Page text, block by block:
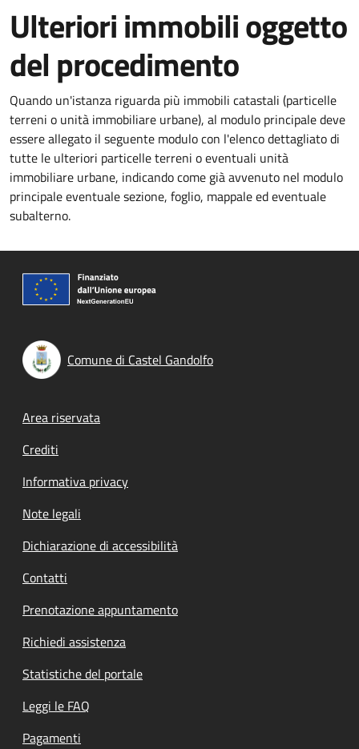
Ulteriori immobili oggetto
del procedimento
Quando un'istanza riguarda più immobili catastali (particelle
terreni o unità immobiliare urbane), al modulo principale deve
essere allegato il seguente modulo con l'elenco dettagliato di
tutte le ulteriori particelle terreni o eventuali unità
immobiliare urbane, indicando come già avvenuto nel modulo
principale eventuale sezione, foglio, mappale ed eventuale
subalterno.
Comune di Castel Gandolfo
Footer menu
Area riservata
Crediti
Informativa privacy
Note legali
Dichiarazione di accessibilità
Contatti
Prenotazione appuntamento
Richiedi assistenza
Statistiche del portale
Leggi le FAQ
Pagamenti